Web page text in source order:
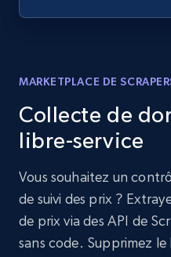
MARKETPLACE DE
Collecte de
libre-service
Vous souhaitez un
de suivi des prix ?
de prix via des API de
sans code. Supprimez